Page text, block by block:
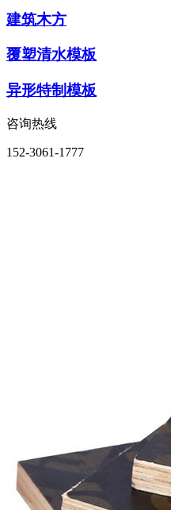
建筑木方
覆塑清水模板
异形特制模板
咨询热线
152-3061-1777